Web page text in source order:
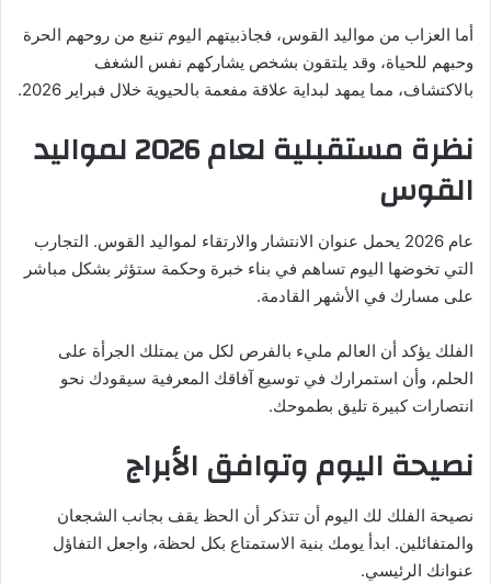
أما العزاب من مواليد القوس، فجاذبيتهم اليوم تنبع من روحهم الحرة
وحبهم للحياة، وقد يلتقون بشخص يشاركهم نفس الشغف
بالاكتشاف، مما يمهد لبداية علاقة مفعمة بالحيوية خلال فبراير 2026.
نظرة مستقبلية لعام 2026 لمواليد
القوس
عام 2026 يحمل عنوان الانتشار والارتقاء لمواليد القوس. التجارب
التي تخوضها اليوم تساهم في بناء خبرة وحكمة ستؤثر بشكل مباشر
على مسارك في الأشهر القادمة.
الفلك يؤكد أن العالم مليء بالفرص لكل من يمتلك الجرأة على
الحلم، وأن استمرارك في توسيع آفاقك المعرفية سيقودك نحو
انتصارات كبيرة تليق بطموحك.
نصيحة اليوم وتوافق الأبراج
نصيحة الفلك لك اليوم أن تتذكر أن الحظ يقف بجانب الشجعان
والمتفائلين. ابدأ يومك بنية الاستمتاع بكل لحظة، واجعل التفاؤل
عنوانك الرئيسي.